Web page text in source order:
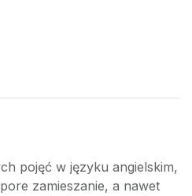
pojęć w języku angielskim,
zamieszanie, a nawet